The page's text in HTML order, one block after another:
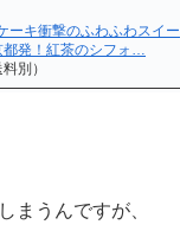
ーキ衝撃のふわふわスイー
都発！紅茶のシフォ…
別）
まうんですが、